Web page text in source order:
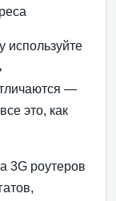
используйте
—
это, как
3G роутеров